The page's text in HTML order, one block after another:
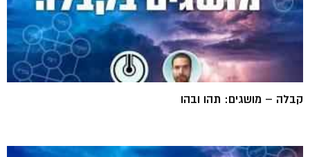
קבלה – מושגים: תהו ובהו